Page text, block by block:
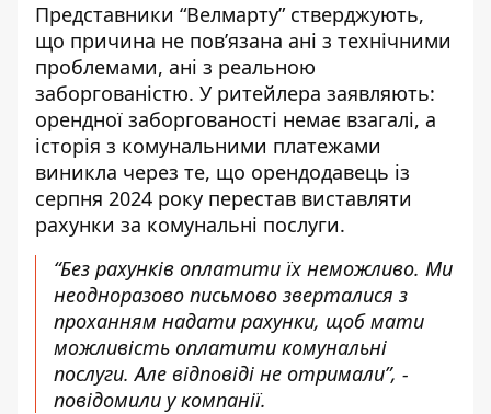
Представники “Велмарту” стверджують,
що причина не пов’язана ані з технічними
проблемами, ані з реальною
заборгованістю. У ритейлера заявляють:
орендної заборгованості немає взагалі, а
історія з комунальними платежами
виникла через те, що орендодавець із
серпня 2024 року перестав виставляти
рахунки за комунальні послуги.
“Без рахунків оплатити їх неможливо. Ми
неодноразово письмово зверталися з
проханням надати рахунки, щоб мати
можливість оплатити комунальні
послуги. Але відповіді не отримали”, -
повідомили у компанії.